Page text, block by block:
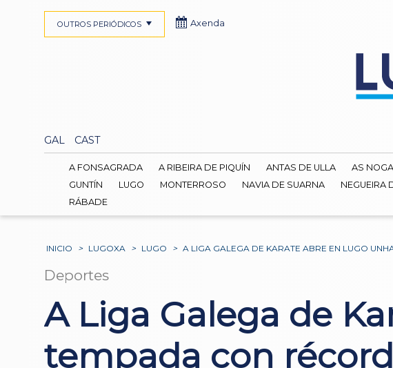
GAL CAST
OUTROS PERIÓDICOS Axenda
A FONSAGRADA A RIBEIRA DE PIQUÍN ANTAS DE ULLA AS
GUNTÍN
LUGO MONTERROSO NAVIA DE SUARNA NEGUEIRA
RÁBADE
INICIO > LUGOXA > LUGO > A LIGA GALEGA DE KARATE ABRE EN LUGO
Deportes
A Liga Galega de
tempada con